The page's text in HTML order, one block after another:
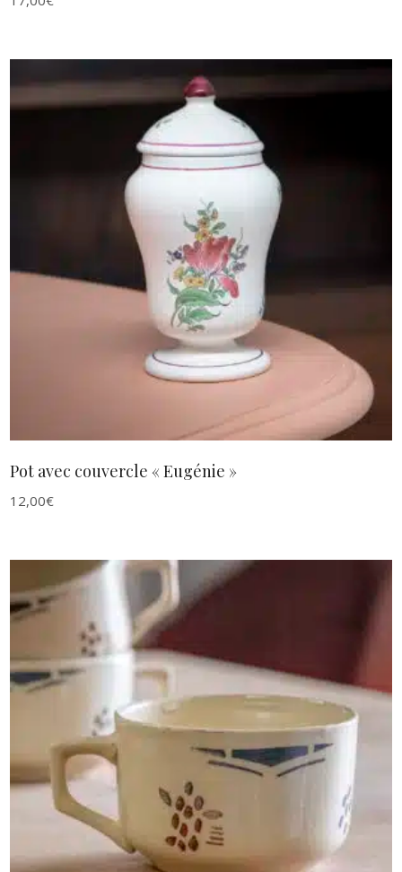
AJOUTER AU PANIER
Pot avec couvercle « Eugénie »
12,00€
AJOUTER AU PANIER